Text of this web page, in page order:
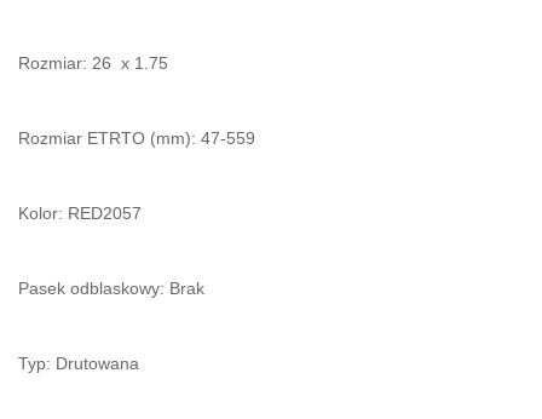
Rozmiar: 26 x 1.75
Rozmiar ETRTO (mm): 47-559
Kolor: RED2057
Pasek odblaskowy: Brak
Typ: Drutowana